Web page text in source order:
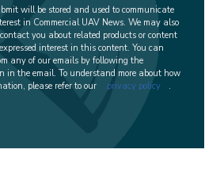
will be stored and used to communicate
in Commercial UAV News. We may also
you about related products or content
interest in this content. You can
any of our emails by following the
in the email. To understand more about how
please refer to our
privacy policy .